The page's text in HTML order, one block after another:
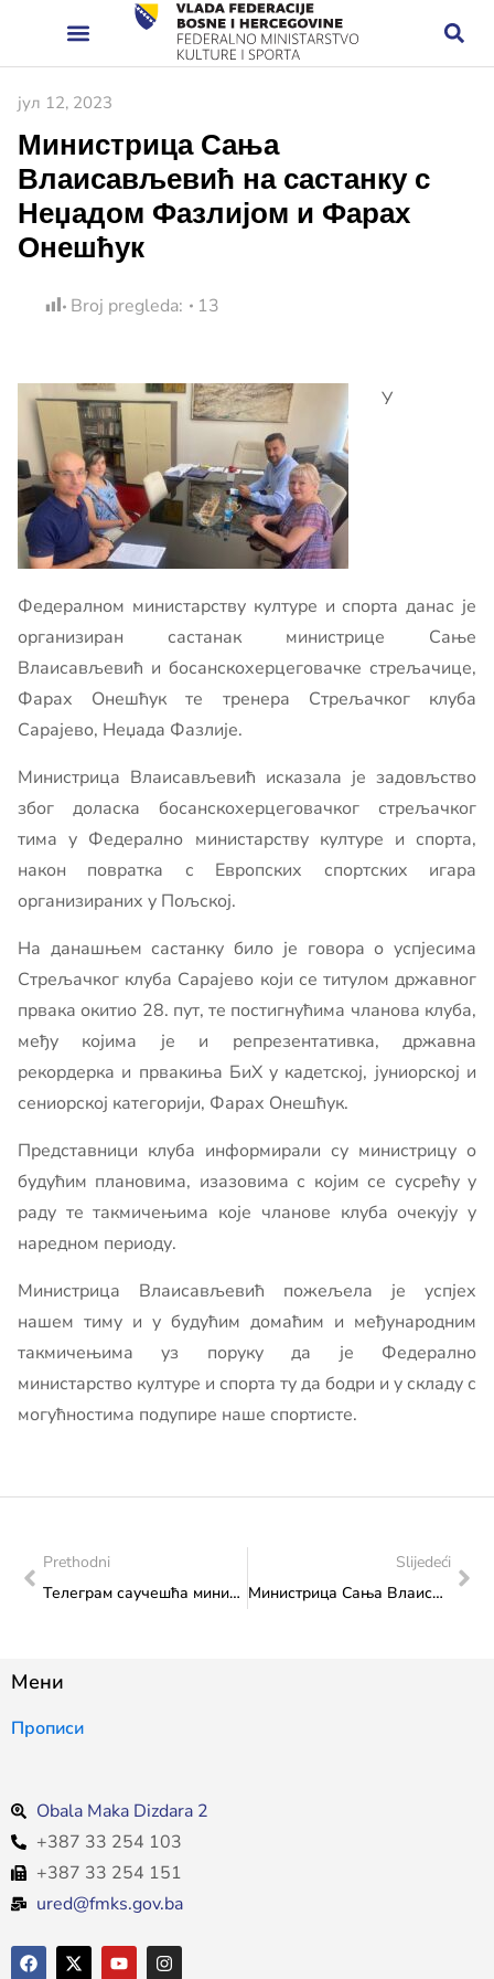
јул 12, 2023
Министрица Сања
Влаисављевић на састанку с
Неџадом Фазлијом и Фарах
Онешћук
Broj pregleda: 13
У
Федералном министарству културе и спорта данас је
организиран састанак министрице Сање
Влаисављевић и босанскохерцеговачке стрељачице,
Фарах Онешћук те тренера Стрељачког клуба
Сарајево, Неџада Фазлије.
Министрица Влаисављевић исказала је задовљство
због доласка босанскохерцеговачког стрељачког
тима у Федерално министарству културе и спорта,
након повратка с Европских спортских игара
организираних у Пољској.
На данашњем састанку било је говора о успјесима
Стрељачког клуба Сарајево који се титулом државног
првака окитио 28. пут, те постигнућима чланова клуба,
међу којима је и репрезентативка, државна
рекордерка и првакиња БиХ у кадетској, јуниорској и
сениорској категорији, Фарах Онешћук.
Представници клуба информирали су министрицу о
будућим плановима, изазовима с којим се сусрећу у
раду те такмичењима које чланове клуба очекују у
наредном периоду.
Министрица Влаисављевић пожељела је успјех
нашем тиму и у будућим домаћим и међународним
такмичењима уз поруку да је Федерално
министарство културе и спорта ту да бодри и у складу с
могућностима подупире наше спортисте.
Prethodni
Телеграм саучешћа министрице Сање Влаисављевић поводом смрти бх. глумца Мирсада Туке
Slijedeći
Министрица Сања Влаисављевић с представницама Удружења филмских радника Федерације Босне и Херцеговине
Мени
Прописи
Obala Maka Dizdara 2
+387 33 254 103
+387 33 254 151
ured@fmks.gov.ba